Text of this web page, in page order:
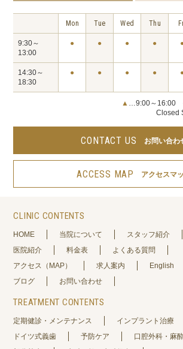
Mon Tue Wed Thu
9:30～
13:00
● ● ● ●
14:30～
18:30
● ● ● ●
▲ …9:00～16:00
Closed
CONTACT US お問い合わ
ACCESS MAP アクセスマ
CLINIC CONTENTS
HOME 当院について スタッフ紹介
医院紹介
料金表
よくある質問
アクセス（MAP）
求人案内 English
ブログ
お問い合わせ
TREATMENT CONTENTS
定期健診・メンテナンス
インプラント治療
ドイツ式義歯
予防ケア
口腔外科・麻